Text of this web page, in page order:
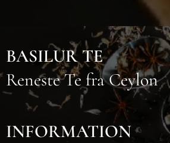
BASILUR TE
Reneste Te fra Ceylon
INFORMATION